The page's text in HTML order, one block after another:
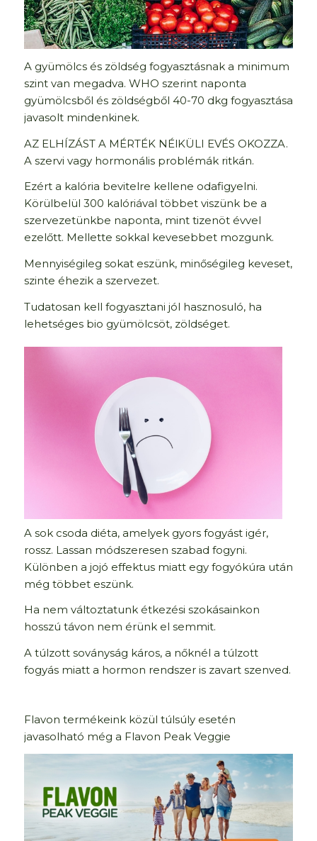
A gyümölcs és zöldség fogyasztásnak a minimum
szint van megadva. WHO szerint naponta
gyümölcsből és zöldségből 40-70 dkg fogyasztása
javasolt mindenkinek.
AZ ELHÍZÁST A MÉRTÉK NÉlKÜLI EVÉS OKOZZA.
A szervi vagy hormonális problémák ritkán.
Ezért a kalória bevitelre kellene odafigyelni.
Körülbelül 300 kalóriával többet viszünk be a
szervezetünkbe naponta, mint tizenöt évvel
ezelőtt. Mellette sokkal kevesebbet mozgunk.
Mennyiségileg sokat eszünk, minőségileg keveset,
szinte éhezik a szervezet.
Tudatosan kell fogyasztani jól hasznosuló, ha
lehetséges bio gyümölcsöt, zöldséget.
A sok csoda diéta, amelyek gyors fogyást igér,
rossz. Lassan módszeresen szabad fogyni.
Különben a jojó effektus miatt egy fogyókúra után
még többet eszünk.
Ha nem változtatunk étkezési szokásainkon
hosszú távon nem érünk el semmit.
A túlzott soványság káros, a nőknél a túlzott
fogyás miatt a hormon rendszer is zavart szenved.
Flavon termékeink közül túlsúly esetén
javasolható még a Flavon Peak Veggie